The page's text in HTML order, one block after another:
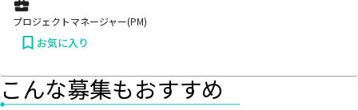
プロジェクトマネージャー(PM)
お気に入り
こんな募集もおすすめ